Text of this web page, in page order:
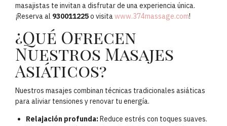
masajistas te invitan a disfrutar de una experiencia única.
¡Reserva al 930011225o visita www.374massage.com!
¿Qué Ofrecen
Nuestros Masajes
Asiáticos?
Nuestros masajes combinan técnicas tradicionales asiáticas
para aliviar tensiones y renovar tu energía.
Relajación profunda:Reduce estrés con toques suaves.